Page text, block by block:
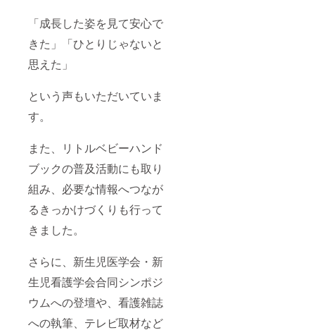
「成長した姿を見て安心で
きた」「ひとりじゃないと
思えた」
という声もいただいていま
す。
また、リトルベビーハンド
ブックの普及活動にも取り
組み、必要な情報へつなが
るきっかけづくりも行って
きました。
さらに、新生児医学会・新
生児看護学会合同シンポジ
ウムへの登壇や、看護雑誌
への執筆、テレビ取材など